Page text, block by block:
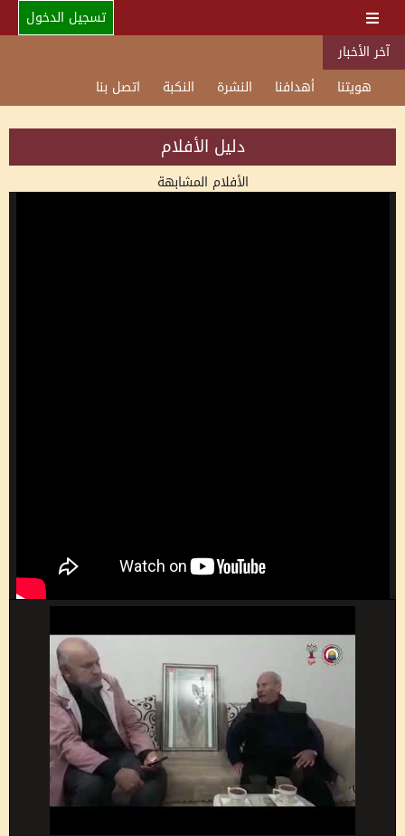
تسجيل الدخول
آخر الأخبار
هويتنا
أهدافنا النشرة النكبة اتصل بنا
دليل الأفلام
الأفلام المشابهة